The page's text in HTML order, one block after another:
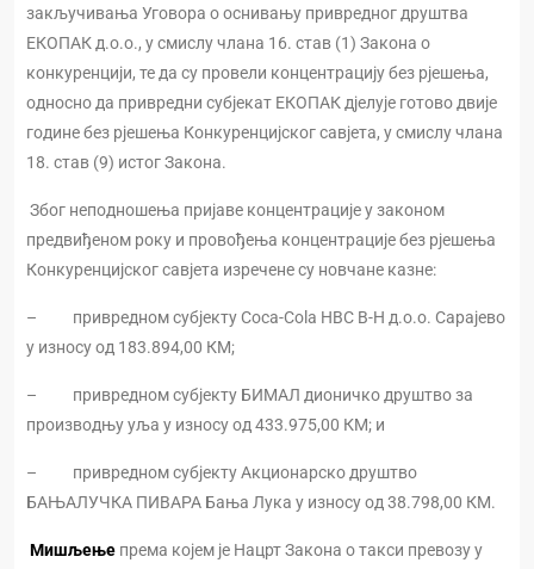
закључивања Уговора о оснивању привредног друштва
ЕКОПАК д.о.о., у смислу члана 16. став (1) Закона о
конкуренцији, те да су провели концентрацију без рјешења,
односно да привредни субјекат ЕКОПАК дјелује готово двије
године без рјешења Конкуренцијског савјета, у смислу члана
18. став (9) истог Закона.
Због неподношења пријаве концентрације у законом
предвиђеном року и провођења концентрације без рјешења
Конкуренцијског савјета изречене су новчане казне:
– привредном субјекту Coca-Cola HBC B-H д.о.о. Сарајево
у износу од 183.894,00 КМ;
– привредном субјекту БИМАЛ дионичко друштво за
производњу уља у износу од 433.975,00 КМ; и
– привредном субјекту Акционарско друштво
БАЊАЛУЧКА ПИВАРА Бања Лука у износу од 38.798,00 КМ.
Мишљење према којем је Нацрт Закона о такси превозу у